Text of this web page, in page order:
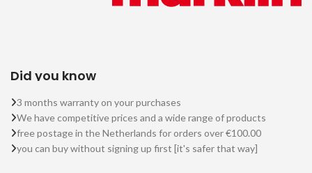
Did you know
3 months warranty on your purchases
We have competitive prices and a wide range of products
free postage in the Netherlands for orders over €100.00
you can buy without signing up first [it's safer that way]